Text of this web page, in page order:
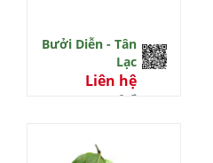
Bưởi Diễn - Tân
Lạc
Liên hệ
0 đ